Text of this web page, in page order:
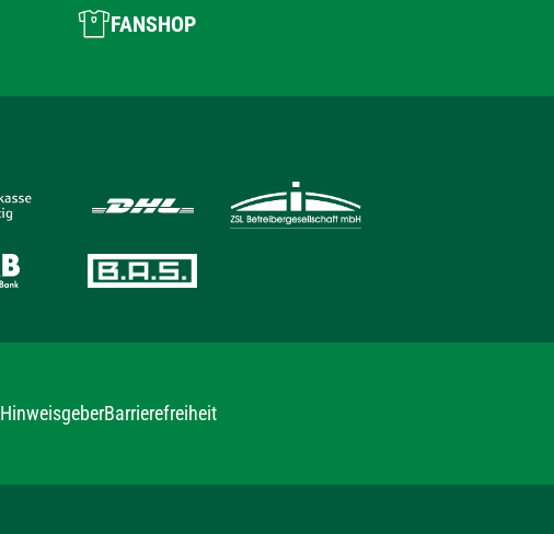
FANSHOP
HinweisgeberBarrierefreiheit